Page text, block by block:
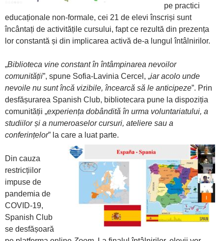
pe practici
educaționale non-formale, cei 21 de elevi înscriși sunt
încântați de activitățile cursului, fapt ce rezultă din prezența
lor constantă și din implicarea activă de-a lungul întâlnirilor.
„Biblioteca vine constant în întâmpinarea nevoilor
comunității”, spune Sofia-Lavinia Cercel, „iar acolo unde
nevoile nu sunt încă vizibile, încearcă să le anticipeze”. Prin
desfășurarea Spanish Club, bibliotecara pune la dispoziția
comunității „experiența dobândită în urma voluntariatului, a
studiilor și a numeroaselor cursuri, ateliere sau a
conferințelor” la care a luat parte.
Din cauza
restricțiilor
impuse de
pandemia de
COVID-19,
Spanish Club
se desfășoară